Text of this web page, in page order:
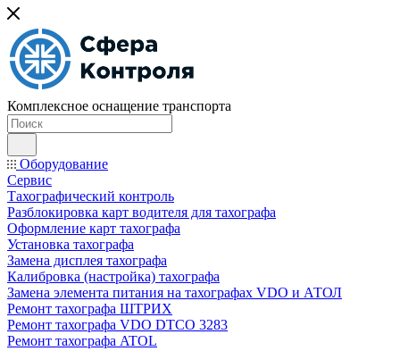
Комплексное оснащение транспорта
Оборудование
Сервис
Тахографический контроль
Разблокировка карт водителя для тахографа
Оформление карт тахографа
Установка тахографа
Замена дисплея тахографа
Калибровка (настройка) тахографа
Замена элемента питания на тахографах VDO и АТОЛ
Ремонт тахографа ШТРИХ
Ремонт тахографа VDO DTCO 3283
Ремонт тахографа ATOL